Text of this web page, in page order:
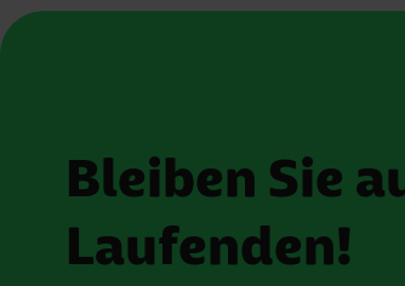
Bleiben Sie
Laufenden!